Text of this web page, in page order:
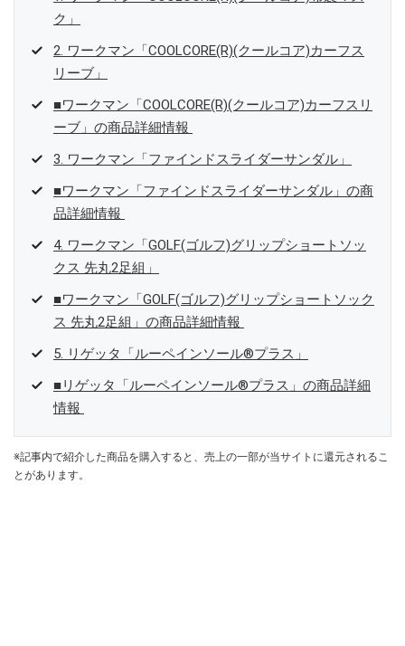
ク」
2. ワークマン「COOLCORE(R)(クールコア)カーフス
リーブ」
■ワークマン「COOLCORE(R)(クールコア)カーフスリ
ーブ」の商品詳細情報
3. ワークマン「ファインドスライダーサンダル」
■ワークマン「ファインドスライダーサンダル」の商
品詳細情報
4. ワークマン「GOLF(ゴルフ)グリップショートソッ
クス 先丸2足組」
■ワークマン「GOLF(ゴルフ)グリップショートソック
ス 先丸2足組」の商品詳細情報
5. リゲッタ「ルーペインソール®プラス」
■リゲッタ「ルーペインソール®プラス」の商品詳細
情報
※記事内で紹介した商品を購入すると、売上の一部が当サイトに還元されるこ
とがあります。